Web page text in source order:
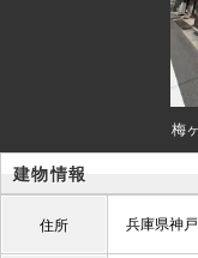
梅
建物情報
住所 兵庫県神